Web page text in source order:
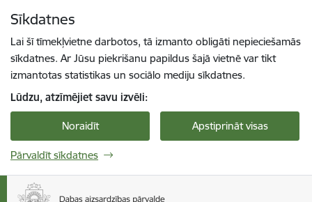
Sīkdatnes
Lai šī tīmekļvietne darbotos, tā izmanto obligāti nepieciešamās
sīkdatnes. Ar Jūsu piekrišanu papildus šajā vietnē var tikt
izmantotas statistikas un sociālo mediju sīkdatnes.
Lūdzu, atzīmējiet savu izvēli:
Noraidīt Apstiprināt visas
Pārvaldīt sīkdatnes